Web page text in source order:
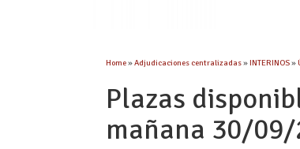
Home»Adjudicaciones centralizadas»INTERINOS»
Plazas
mañana 30/09/